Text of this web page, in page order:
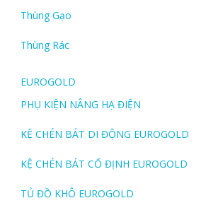
Thùng Gạo
Thùng Rác
EUROGOLD
PHỤ KIỆN NÂNG HẠ ĐIỆN
KỆ CHÉN BÁT DI ĐỘNG EUROGOLD
KỆ CHÉN BÁT CỐ ĐỊNH EUROGOLD
TỦ ĐỒ KHÔ EUROGOLD